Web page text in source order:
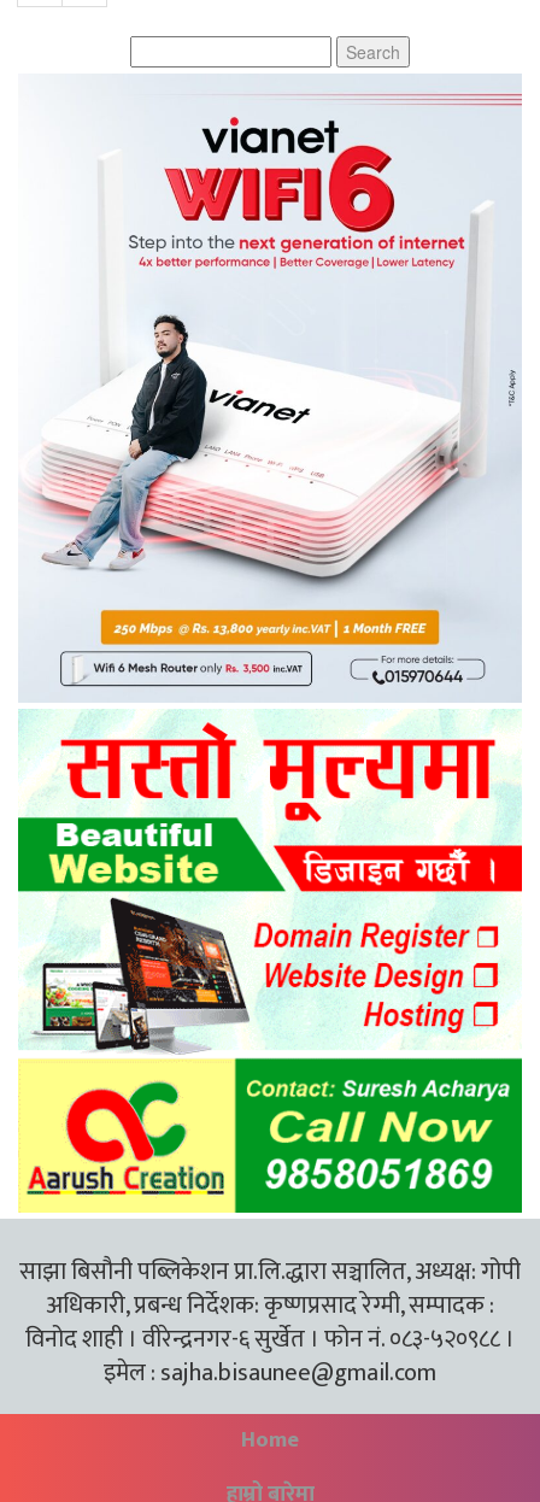
for:
साझा बिसौनी पब्लिकेशन प्रा.लि.द्धारा सञ्चालित, अध्यक्ष: गोपी
अधिकारी, प्रबन्ध निर्देशक: कृष्णप्रसाद रेग्मी, सम्पादक :
विनोद शाही । वीरेन्द्रनगर-६ सुर्खेत । फोन नं. ०८३-५२०९८८ ।
इमेल :sajha.bisaunee@gmail.com
Home